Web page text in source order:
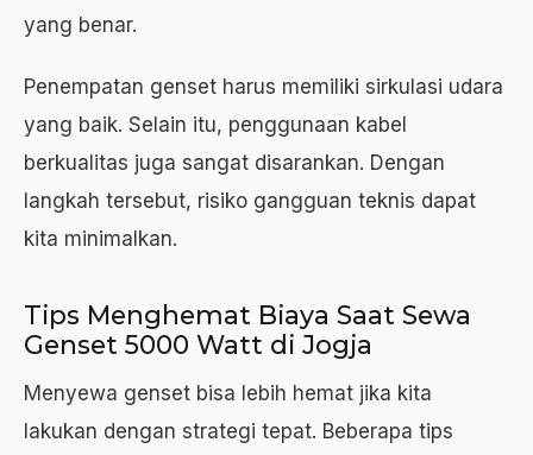
yang benar.
Penempatan genset harus memiliki sirkulasi udara
yang baik. Selain itu, penggunaan kabel
berkualitas juga sangat disarankan. Dengan
langkah tersebut, risiko gangguan teknis dapat
kita minimalkan.
Tips Menghemat Biaya Saat Sewa
Genset 5000 Watt di Jogja
Menyewa genset bisa lebih hemat jika kita
lakukan dengan strategi tepat. Beberapa tips